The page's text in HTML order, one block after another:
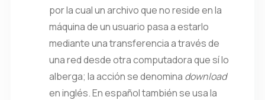
por la cual un archivo que no reside en la
máquina de un usuario pasa a estarlo
mediante una transferencia a través de
una red desde otra computadora que sí lo
alberga; la acción se denomina download
en inglés. En español también se usa la